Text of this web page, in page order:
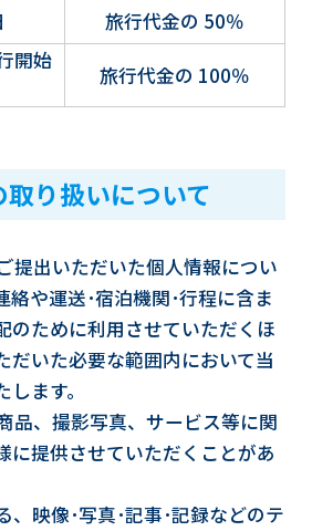
旅行代金の 50％
開始
旅行代金の 100％
り扱いについて
提出いただいた個人情報につい
絡や運送･宿泊機関･行程に含ま
のために利用させていただくほ
だいた必要な範囲内において当
ます。
品、撮影写真、サービス等に関
に提供させていただくことがあ
、映像･写真･記事･記録などのテ